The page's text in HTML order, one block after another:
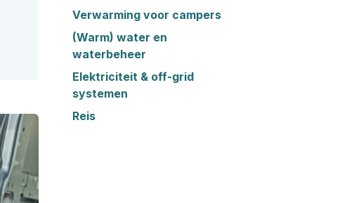
Verwarming voor campers
(Warm) water en
waterbeheer
Elektriciteit & off-grid
systemen
Reis